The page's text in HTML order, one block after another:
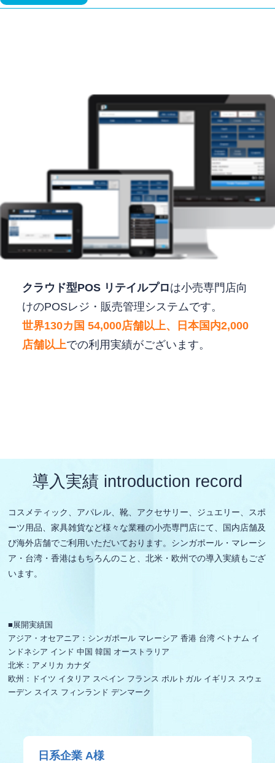
クラウド型POS リテイルプロは小売専門店向
けのPOSレジ・販売管理システムです。
世界130カ国 54,000店舗以上、日本国内2,000
店舗以上での利用実績がございます。
導入実績 introduction record
コスメティック、アパレル、靴、アクセサリー、ジュエリー、スポ
ーツ用品、家具雑貨など様々な業種の小売専門店にて、国内店舗及
び海外店舗でご利用いただいております。シンガポール・マレーシ
ア・台湾・香港はもちろんのこと、北米・欧州での導入実績もござ
います。
■展開実績国
アジア・オセアニア：シンガポール マレーシア 香港 台湾 ベトナム イ
ンドネシア インド 中国 韓国 オーストラリア
北米：アメリカ カナダ
欧州：ドイツ イタリア スペイン フランス ポルトガル イギリス スウェ
ーデン スイス フィンランド デンマーク
日系企業 A様